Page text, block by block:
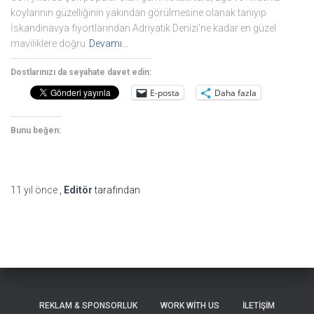
koylarının güzelliğinin yakından görülmesine olanak tanıyıp
İskandinavya fiyortlarından Adriyatik Denizi’ne kadar en güzel
maviliklere doğru Devamı…
Dostlarınızı da seyahate davet edin:
E-posta Daha fazla
Bunu beğen:
11 yıl önce Editörtarafından
REKLAM & SPONSORLUK WORK WITH US İLETIŞIM